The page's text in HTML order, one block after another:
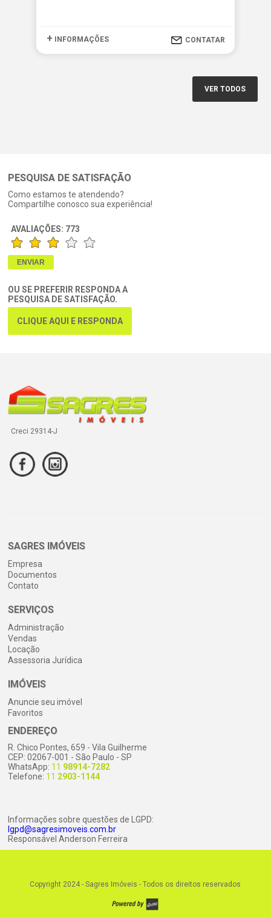
+ INFORMAÇÕES CONTATAR
VER TODOS
PESQUISA DE SATISFAÇÃO
Como estamos te atendendo?
Compartilhe conosco sua experiência!
AVALIAÇÕES: 773
OU SE PREFERIR RESPONDA A
PESQUISA DE SATISFAÇÃO.
CLIQUE AQUI E RESPONDA
Creci 29314-J
SAGRES IMÓVEIS
Empresa
Documentos
Contato
SERVIÇOS
Administração
Vendas
Locação
Assessoria Jurídica
IMÓVEIS
Anuncie seu imóvel
Favoritos
ENDEREÇO
R. Chico Pontes, 659 - Vila Guilherme
CEP: 02067-001 - São Paulo - SP
WhatsApp: 11 98914-7282
Telefone: 11 2903-1144
Informações sobre questões de LGPD:
lgpd@sagresimoveis.com.br
Responsável Anderson Ferreira
Copyright 2024 - Sagres Imóveis -Todos os direitos reservados